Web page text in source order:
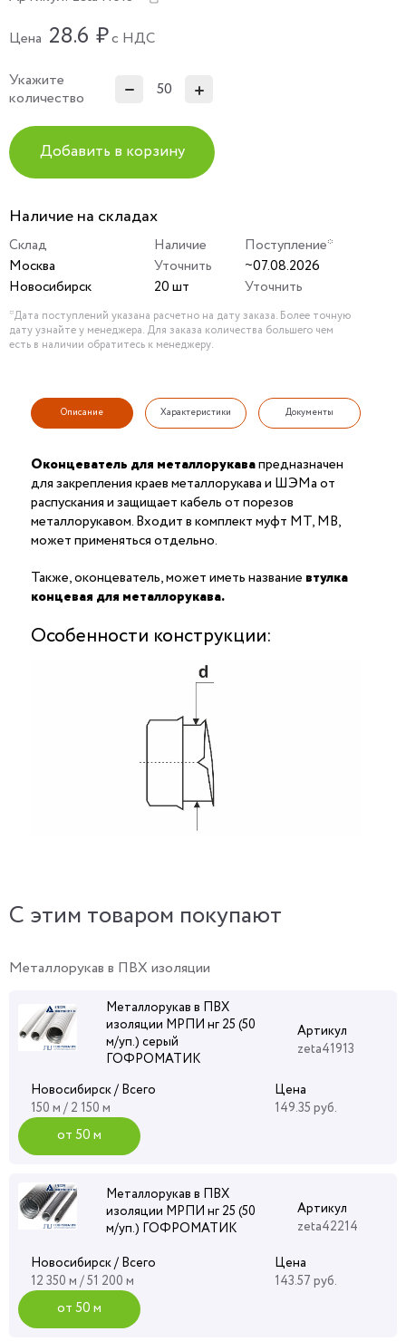
Цена 28.6 ₽с НДС
Укажите
количество
Добавить в корзину
Наличие на складах
Склад Наличие
Поступление*
Москва
Уточнить
~07.08.2026
Новосибирск
20 шт Уточнить
*Дата поступлений указана расчетно на дату заказа. Более точную
дату узнайте у менеджера. Для заказа количества большего чем
есть в наличии обратитесь к менеджеру.
Описание Характеристики Документы
Оконцеватель для металлорукавапредназначен
для закрепления краев металлорукава и ШЭМа от
распускания и защищает кабель от порезов
металлорукавом. Входит в комплект муфт МТ, МВ,
может применяться отдельно.
Также, оконцеватель, может иметь название втулка
концевая для металлорукава.
Особенности конструкции:
C этим товаром покупают
Металлорукав в ПВХ изоляции
Металлорукав в ПВХ
изоляции МРПИ нг 25 (50
м/уп.) серый
ГОФРОМАТИК
Артикул
zeta41913
Новосибирск / Всего
150 м / 2 150 м
Цена
149.35 руб.
от 50 м
Металлорукав в ПВХ
изоляции МРПИ нг 25 (50
м/уп.) ГОФРОМАТИК
Артикул
zeta42214
Новосибирск / Всего
12 350 м / 51 200 м
Цена
143.57 руб.
от 50 м